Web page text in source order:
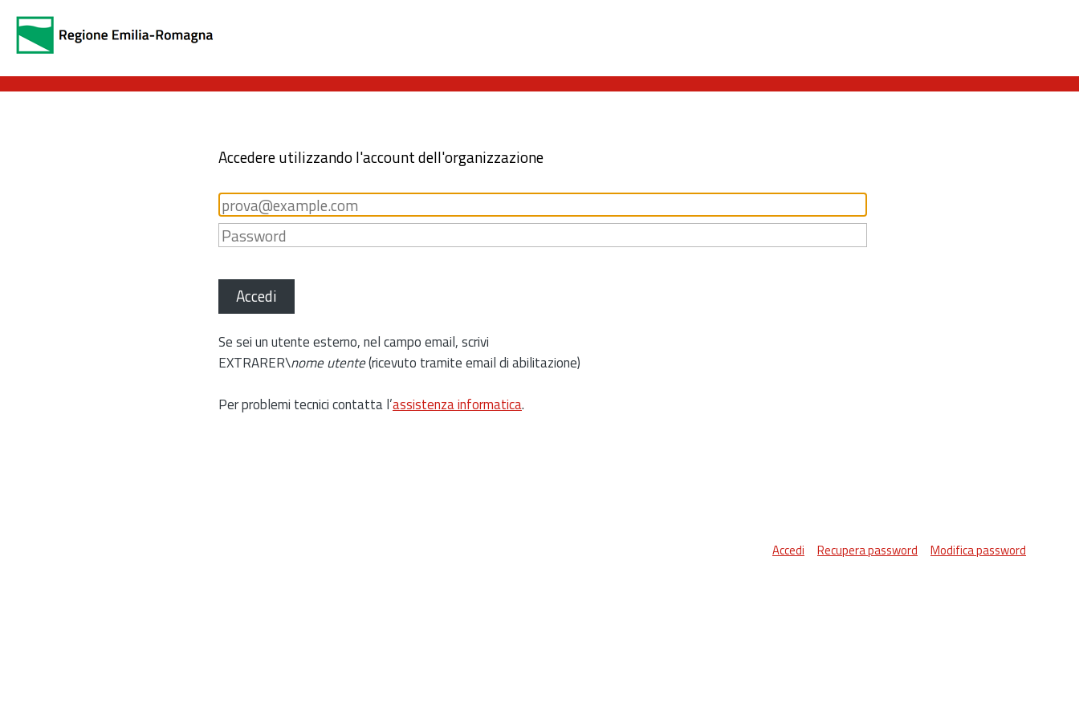
Accedere utilizzando l'account dell'organizzazione
Accedi
Se sei un utente esterno, nel campo email, scrivi
EXTRARER\nome utente(ricevuto tramite email di abilitazione)
Per problemi tecnici contatta l’assistenza informatica.
Accedi Recupera password Modifica password